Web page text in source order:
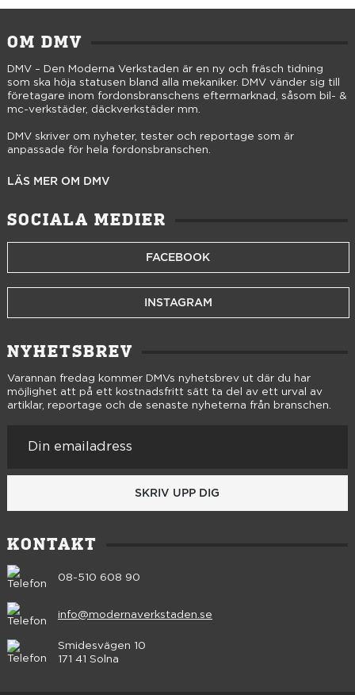
OM DMV
DMV – Den Moderna Verkstaden är en ny och fräsch tidning
som ska höja statusen bland alla mekaniker. DMV vänder sig till
företagare inom fordonsbranschens eftermarknad, såsom bil- &
mc-verkstäder, däckverkstäder mm.
DMV skriver om nyheter, tester och reportage som är
anpassade för hela fordonsbranschen.
LÄS MER OM DMV
SOCIALA MEDIER
FACEBOOK
INSTAGRAM
NYHETSBREV
Varannan fredag kommer DMVs nyhetsbrev ut där du har
möjlighet att på ett kostnadsfritt sätt ta del av ett urval av
artiklar, reportage och de senaste nyheterna från branschen.
SKRIV UPP DIG
KONTAKT
08-510 608 90
info@modernaverkstaden.se
Smidesvägen 10
171 41 Solna